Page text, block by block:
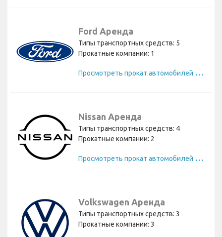
Ford Аренда
Типы транспортных средств: 5
Прокатные компании: 1
П
росмотреть прокат автомобилей Ford
Nissan Аренда
Типы транспортных средств: 4
Прокатные компании: 2
П
росмотреть прокат автомобилей Nissan
Volkswagen Аренда
Типы транспортных средств: 3
Прокатные компании: 3